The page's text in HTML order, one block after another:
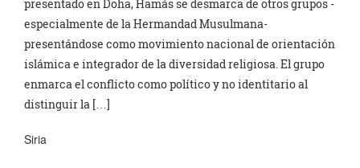
presentado en Doha, Hamás se desmarca de otros grupos -
especialmente de la Hermandad Musulmana-
presentándose como movimiento nacional de orientación
islámica e integrador de la diversidad religiosa. El grupo
enmarca el conflicto como político y no identitario al
distinguir la […]
Siria